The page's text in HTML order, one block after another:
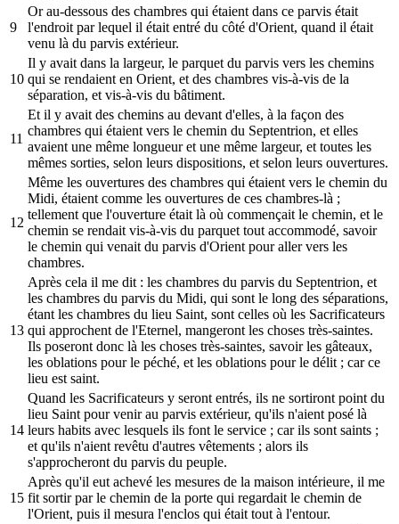
9
Or au-dessous des chambres qui étaient dans ce parvis était
l'endroit par lequel il était entré du côté d'Orient, quand il était
venu là du parvis extérieur.
10
Il y avait dans la largeur, le parquet du parvis vers les chemins
qui se rendaient en Orient, et des chambres vis-à-vis de la
séparation, et vis-à-vis du bâtiment.
11
Et il y avait des chemins au devant d'elles, à la façon des
chambres qui étaient vers le chemin du Septentrion, et elles
avaient une même longueur et une même largeur, et toutes les
mêmes sorties, selon leurs dispositions, et selon leurs ouvertures.
12
Même les ouvertures des chambres qui étaient vers le chemin du
Midi, étaient comme les ouvertures de ces chambres-là ;
tellement que l'ouverture était là où commençait le chemin, et le
chemin se rendait vis-à-vis du parquet tout accommodé, savoir
le chemin qui venait du parvis d'Orient pour aller vers les
chambres.
13
Après cela il me dit : les chambres du parvis du Septentrion, et
les chambres du parvis du Midi, qui sont le long des séparations,
étant les chambres du lieu Saint, sont celles où les Sacrificateurs
qui approchent de l'Eternel, mangeront les choses très-saintes.
Ils poseront donc là les choses très-saintes, savoir les gâteaux,
les oblations pour le péché, et les oblations pour le délit ; car ce
lieu est saint.
14
Quand les Sacrificateurs y seront entrés, ils ne sortiront point du
lieu Saint pour venir au parvis extérieur, qu'ils n'aient posé là
leurs habits avec lesquels ils font le service ; car ils sont saints ;
et qu'ils n'aient revêtu d'autres vêtements ; alors ils
s'approcheront du parvis du peuple.
15
Après qu'il eut achevé les mesures de la maison intérieure, il me
fit sortir par le chemin de la porte qui regardait le chemin de
l'Orient, puis il mesura l'enclos qui était tout à l'entour.